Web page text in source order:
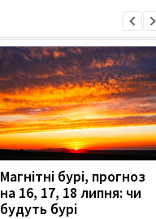
Магнітні бурі, прогноз
на 16, 17, 18 липня: чи
будуть бурі